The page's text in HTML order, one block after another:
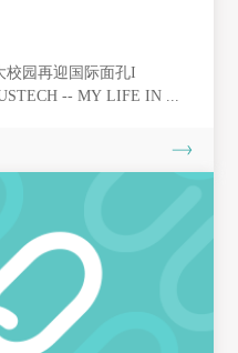
校园再迎国际面孔I
-- MY LIFE IN ...